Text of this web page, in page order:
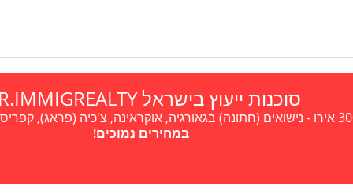
סוכנות ייעוץ בישראל A.R.IMMIGREALTY
במחירים נמוכים!